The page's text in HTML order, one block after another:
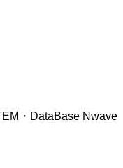
・DataBase Nwave